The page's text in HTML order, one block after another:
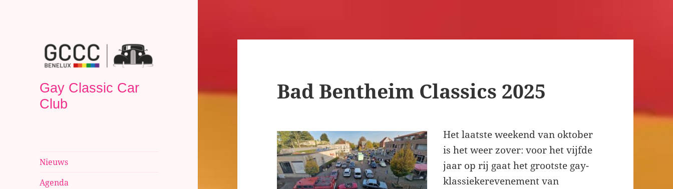
Gay Classic Car
Club
Nieuws
Agenda
Bad Bentheim Classics 2025
Het laatste weekend van oktober
is het weer zover: voor het vijfde
jaar op rij gaat het grootste gay-
klassiekerevenement van